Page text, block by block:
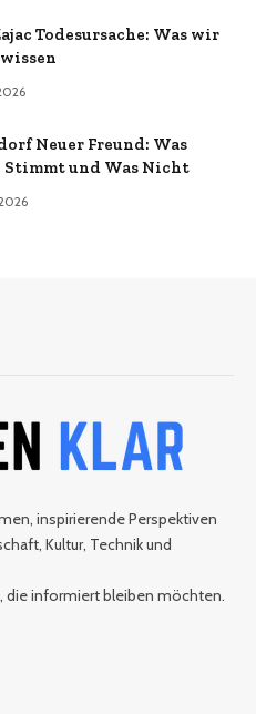
Todesursache: Was wir
Neuer Freund: Was
und Was Nicht
inspirierende Perspektiven
Kultur, Technik und
die informiert bleiben möchten.